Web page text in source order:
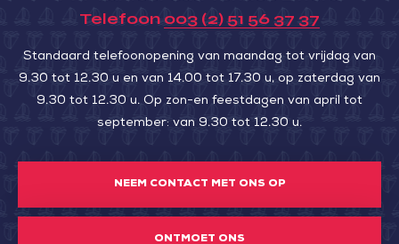
Telefoon 003 (2) 51 56 37 37
Standaard telefoonopening van maandag tot vrijdag van
9.30 tot 12.30 u en van 14.00 tot 17.30 u, op zaterdag van
9.30 tot 12.30 u. Op zon-en feestdagen van april tot
september: van 9.30 tot 12.30 u.
NEEM CONTACT MET ONS OP
ONTMOET ONS